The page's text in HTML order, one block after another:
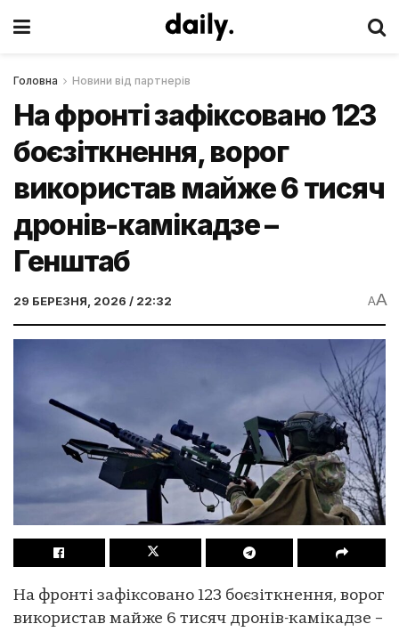
Головна Новини від партнерів
На фронті зафіксовано 123
боєзіткнення, ворог
використав майже 6 тисяч
дронів-камікадзе –
Генштаб
29 БЕРЕЗНЯ, 2026 / 22:32 AA
На фронті зафіксовано 123 боєзіткнення, ворог
використав майже 6 тисяч дронів-камікадзе –